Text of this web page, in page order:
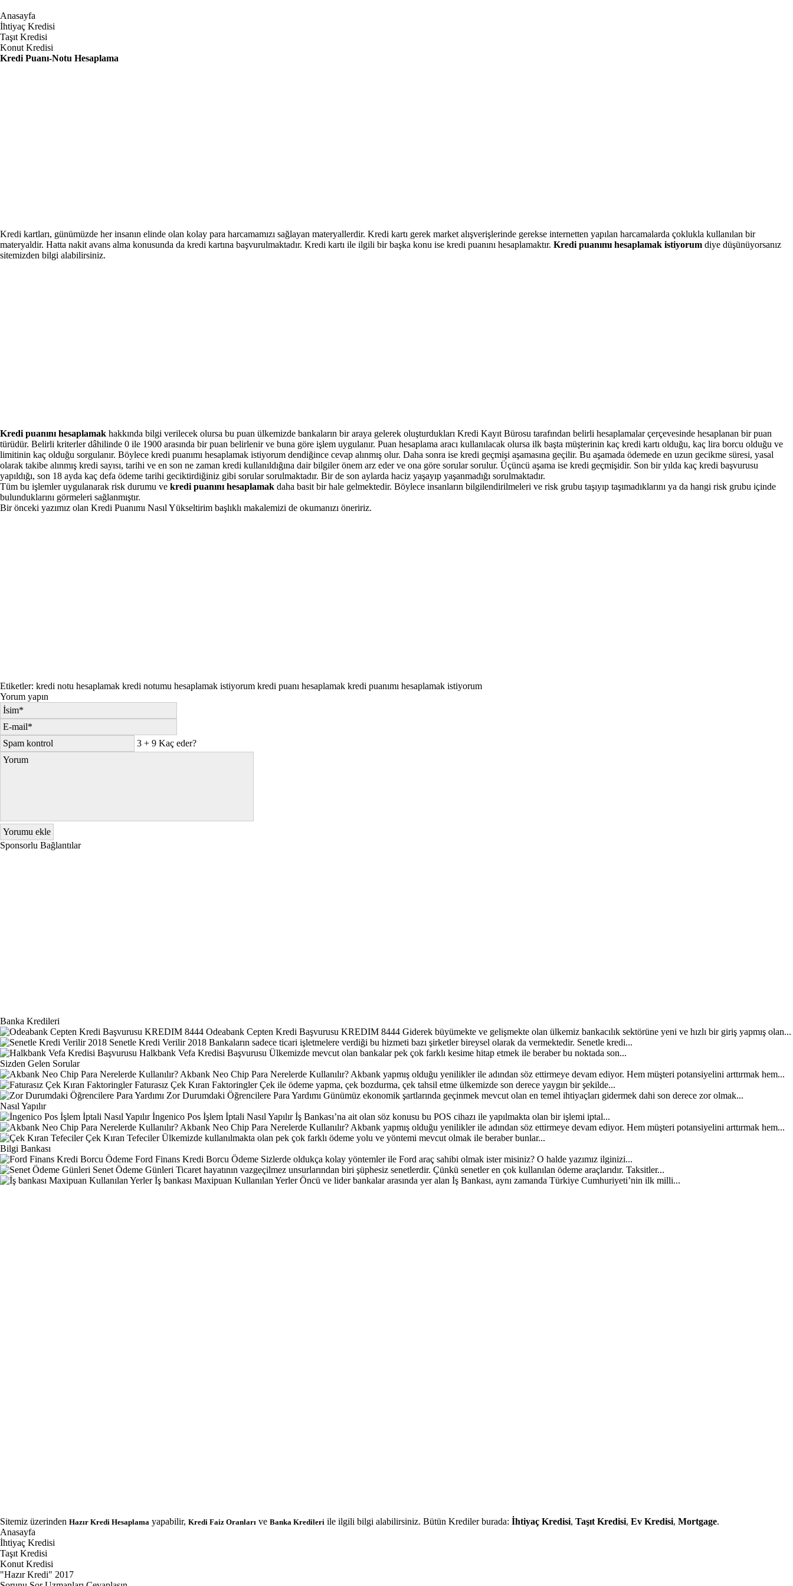
Anasayfa
İhtiyaç Kredisi
Taşıt Kredisi
Konut Kredisi
Kredi Puanı-Notu Hesaplama
Kredi kartları, günümüzde her insanın elinde olan kolay para harcamamızı sağlayan materyallerdir. Kredi kartı gerek market alışverişlerinde gerekse internetten yapılan harcamalarda çoklukla kullanılan bir
materyaldir. Hatta nakit avans alma konusunda da kredi kartına başvurulmaktadır. Kredi kartı ile ilgili bir başka konu ise kredi puanını hesaplamaktır. Kredi puanımı hesaplamak istiyorum diye düşünüyorsanız
sitemizden bilgi alabilirsiniz.
Kredi puanını hesaplamak hakkında bilgi verilecek olursa bu puan ülkemizde bankaların bir araya gelerek oluşturdukları Kredi Kayıt Bürosu tarafından belirli hesaplamalar çerçevesinde hesaplanan bir puan
türüdür. Belirli kriterler dâhilinde 0 ile 1900 arasında bir puan belirlenir ve buna göre işlem uygulanır. Puan hesaplama aracı kullanılacak olursa ilk başta müşterinin kaç kredi kartı olduğu, kaç lira borcu olduğu ve
limitinin kaç olduğu sorgulanır. Böylece kredi puanımı hesaplamak istiyorum dendiğince cevap alınmış olur. Daha sonra ise kredi geçmişi aşamasına geçilir. Bu aşamada ödemede en uzun gecikme süresi, yasal
olarak takibe alınmış kredi sayısı, tarihi ve en son ne zaman kredi kullanıldığına dair bilgiler önem arz eder ve ona göre sorular sorulur. Üçüncü aşama ise kredi geçmişidir. Son bir yılda kaç kredi başvurusu
yapıldığı, son 18 ayda kaç defa ödeme tarihi geciktirdiğiniz gibi sorular sorulmaktadır. Bir de son aylarda haciz yaşayıp yaşanmadığı sorulmaktadır.
Tüm bu işlemler uygulanarak risk durumu ve kredi puanını hesaplamak daha basit bir hale gelmektedir. Böylece insanların bilgilendirilmeleri ve risk grubu taşıyıp taşımadıklarını ya da hangi risk grubu içinde
bulunduklarını görmeleri sağlanmıştır.
Bir önceki yazımız olan Kredi Puanımı Nasıl Yükseltirim başlıklı makalemizi de okumanızı öneririz.
Etiketler: kredi notu hesaplamak kredi notumu hesaplamak istiyorum kredi puanı hesaplamak kredi puanımı hesaplamak istiyorum
Yorum yapın
3 + 9 Kaç eder?
Sponsorlu Bağlantılar
Banka Kredileri
Odeabank Cepten Kredi Başvurusu KREDIM 8444 Giderek büyümekte ve gelişmekte olan ülkemiz bankacılık sektörüne yeni ve hızlı bir giriş yapmış olan...
Senetle Kredi Verilir 2018 Bankaların sadece ticari işletmelere verdiği bu hizmeti bazı şirketler bireysel olarak da vermektedir. Senetle kredi...
Halkbank Vefa Kredisi Başvurusu Ülkemizde mevcut olan bankalar pek çok farklı kesime hitap etmek ile beraber bu noktada son...
Sizden Gelen Sorular
Akbank Neo Chip Para Nerelerde Kullanılır? Akbank yapmış olduğu yenilikler ile adından söz ettirmeye devam ediyor. Hem müşteri potansiyelini arttırmak hem...
Faturasız Çek Kıran Faktoringler Çek ile ödeme yapma, çek bozdurma, çek tahsil etme ülkemizde son derece yaygın bir şekilde...
Zor Durumdaki Öğrencilere Para Yardımı Günümüz ekonomik şartlarında geçinmek mevcut olan en temel ihtiyaçları gidermek dahi son derece zor olmak...
Nasıl Yapılır
İngenico Pos İşlem İptali Nasıl Yapılır İş Bankası’na ait olan söz konusu bu POS cihazı ile yapılmakta olan bir işlemi iptal...
Akbank Neo Chip Para Nerelerde Kullanılır? Akbank yapmış olduğu yenilikler ile adından söz ettirmeye devam ediyor. Hem müşteri potansiyelini arttırmak hem...
Çek Kıran Tefeciler Ülkemizde kullanılmakta olan pek çok farklı ödeme yolu ve yöntemi mevcut olmak ile beraber bunlar...
Bilgi Bankası
Ford Finans Kredi Borcu Ödeme Sizlerde oldukça kolay yöntemler ile Ford araç sahibi olmak ister misiniz? O halde yazımız ilginizi...
Senet Ödeme Günleri Ticaret hayatının vazgeçilmez unsurlarından biri şüphesiz senetlerdir. Çünkü senetler en çok kullanılan ödeme araçlarıdır. Taksitler...
İş bankası Maxipuan Kullanılan Yerler Öncü ve lider bankalar arasında yer alan İş Bankası, aynı zamanda Türkiye Cumhuriyeti’nin ilk milli...
Sitemiz üzerinden Hazır Kredi Hesaplama yapabilir, Kredi Faiz Oranları ve Banka Kredileri ile ilgili bilgi alabilirsiniz. Bütün Krediler burada: İhtiyaç Kredisi, Taşıt Kredisi, Ev Kredisi, Mortgage.
Anasayfa
İhtiyaç Kredisi
Taşıt Kredisi
Konut Kredisi
"Hazır Kredi" 2017